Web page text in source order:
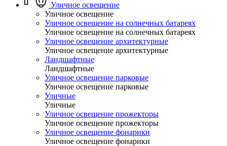
Уличное освещение
Уличное освещение
Уличное освещение на солнечных батареях
Уличное освещение на солнечных батареях
Уличное освещение архитектурные
Уличное освещение архитектурные
Ландшафтные
Ландшафтные
Уличное освещение парковые
Уличное освещение парковые
Уличные
Уличные
Уличное освещение прожекторы
Уличное освещение прожекторы
Уличное освещение фонарики
Уличное освещение фонарики